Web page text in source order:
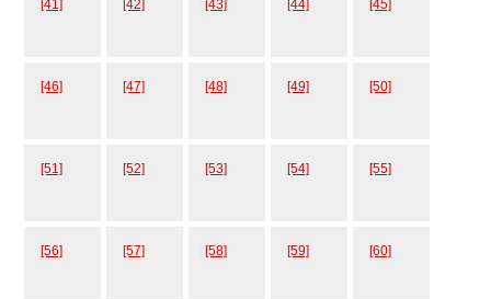
[41] [42] [43] [44] [45]
[46] [47] [48] [49] [50]
[51] [52] [53] [54] [55]
[56] [57] [58] [59] [60]